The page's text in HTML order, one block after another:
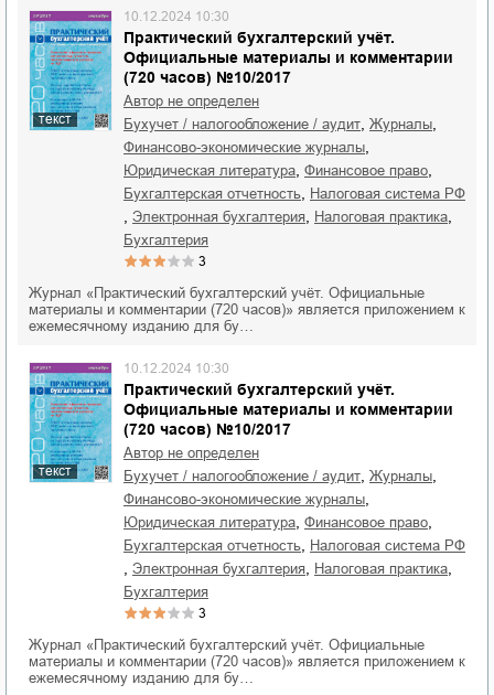
текст
Практический бухгалтерский учёт.
Официальные материалы и комментарии
(720 часов) №10/2017
10.12.2024 10:30
Автор не определен
бухучет / налогообложение / аудит
журналы
финансово-экономические журналы
юридическая литература финансовое право
бухгалтерская отчетность налоговая система РФ
электронная бухгалтерия налоговая практика
бухгалтерия
3
Журнал «Практический бухгалтерский учёт. Официальные
материалы и комментарии (720 часов)» является приложением к
ежемесячному изданию для бу…
текст
Практический бухгалтерский учёт.
Официальные материалы и комментарии
(720 часов) №10/2017
10.12.2024 10:30
Автор не определен
бухучет / налогообложение / аудит
журналы
финансово-экономические журналы
юридическая литература финансовое право
бухгалтерская отчетность налоговая система РФ
электронная бухгалтерия налоговая практика
бухгалтерия
3
Журнал «Практический бухгалтерский учёт. Официальные
материалы и комментарии (720 часов)» является приложением к
ежемесячному изданию для бу…